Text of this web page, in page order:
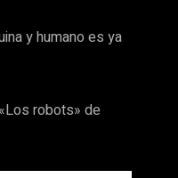
y humano es ya
robots» de